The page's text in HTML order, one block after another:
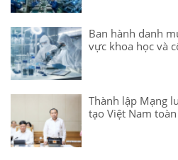
Ban hành danh
vực khoa học và
Thành lập Mạng
tạo Việt Nam toàn